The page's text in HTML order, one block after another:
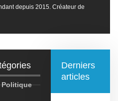
depuis 2015. Créateur de
Politique
Derniers
articles